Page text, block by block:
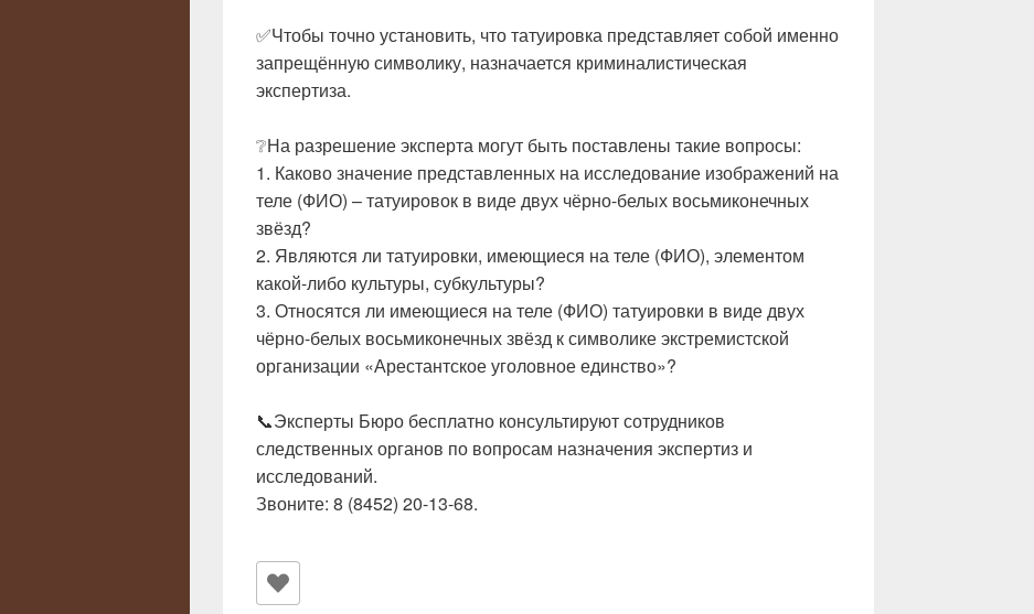
✅Чтобы точно установить, что татуировка представляет собой именно
запрещённую символику, назначается криминалистическая
экспертиза.
❔На разрешение эксперта могут быть поставлены такие вопросы:
1. Каково значение представленных на исследование изображений на
теле (ФИО) – татуировок в виде двух чёрно-белых восьмиконечных
звёзд?
2. Являются ли татуировки, имеющиеся на теле (ФИО), элементом
какой-либо культуры, субкультуры?
3. Относятся ли имеющиеся на теле (ФИО) татуировки в виде двух
чёрно-белых восьмиконечных звёзд к символике экстремистской
организации «Арестантское уголовное единство»?
📞Эксперты Бюро бесплатно консультируют сотрудников
следственных органов по вопросам назначения экспертиз и
исследований.
Звоните: 8 (8452) 20-13-68.